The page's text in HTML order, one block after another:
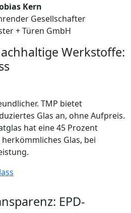
Kern
Gesellschafter
+ Türen GmbH
Werkstoffe:
TMP bietet
Glas an, ohne Aufpreis.
hat eine 45 Prozent
Glas, bei
EPD-